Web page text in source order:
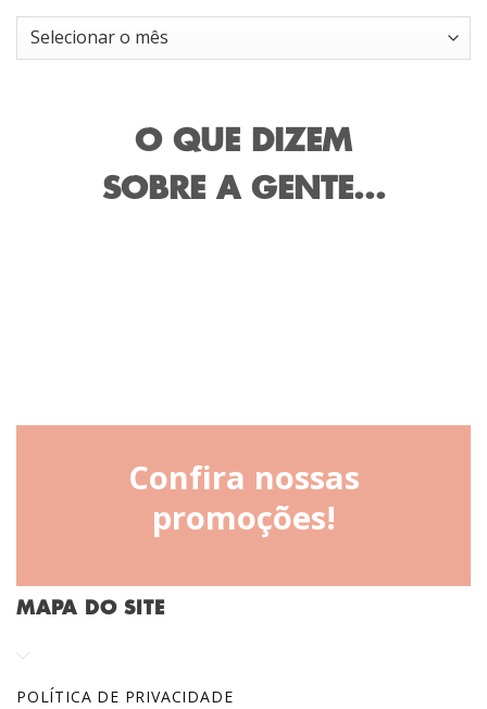
Arquivos
O QUE DIZEM
SOBRE A GENTE...
Confira nossas
promoções!
MAPA DO SITE
POLÍTICA DE PRIVACIDADE